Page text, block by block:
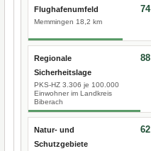
Flughafenumfeld
Memmingen 18,2 km
74
Regionale
Sicherheitslage
PKS-HZ 3.306 je 100.000
Einwohner im Landkreis
Biberach
88
Natur- und
Schutzgebiete
62